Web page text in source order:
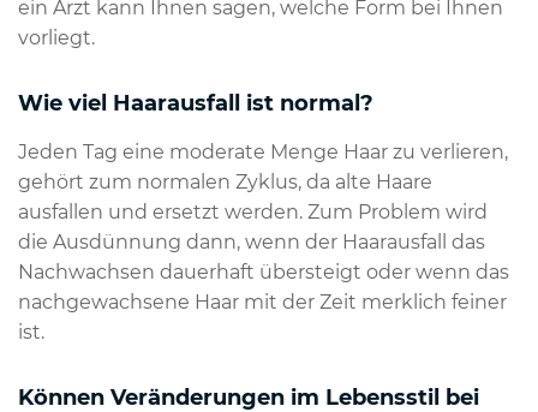
ein Arzt kann Ihnen sagen, welche Form bei Ihnen
vorliegt.
Wie viel Haarausfall ist normal?
Jeden Tag eine moderate Menge Haar zu verlieren,
gehört zum normalen Zyklus, da alte Haare
ausfallen und ersetzt werden. Zum Problem wird
die Ausdünnung dann, wenn der Haarausfall das
Nachwachsen dauerhaft übersteigt oder wenn das
nachgewachsene Haar mit der Zeit merklich feiner
ist.
Können Veränderungen im Lebensstil bei